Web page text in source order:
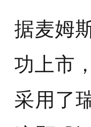
据麦姆
功上市
采用了